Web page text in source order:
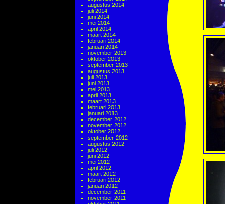
augustus 2014
juli 2014
juni 2014
mei 2014
april 2014
maart 2014
februari 2014
januari 2014
november 2013
oktober 2013
september 2013
augustus 2013
juli 2013
juni 2013
mei 2013
april 2013
maart 2013
februari 2013
januari 2013
december 2012
november 2012
oktober 2012
september 2012
augustus 2012
juli 2012
juni 2012
mei 2012
april 2012
maart 2012
februari 2012
januari 2012
december 2011
november 2011